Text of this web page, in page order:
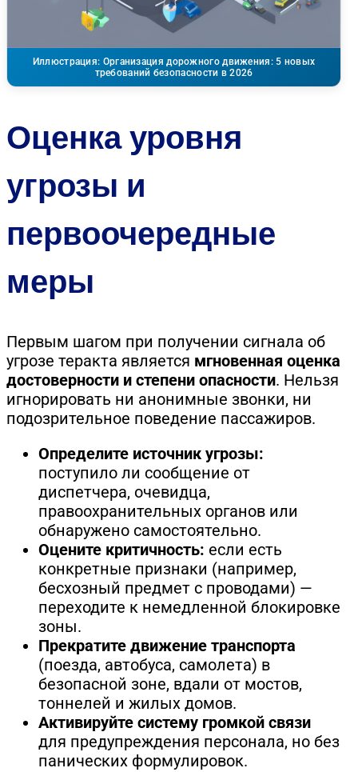
Иллюстрация: Организация дорожного движения: 5 новых
требований безопасности в 2026
Оценка уровня
угрозы и
первоочередные
меры
Первым шагом при получении сигнала об
угрозе теракта является мгновенная оценка
достоверности и степени опасности. Нельзя
игнорировать ни анонимные звонки, ни
подозрительное поведение пассажиров.
Определите источник угрозы:
поступило ли сообщение от
диспетчера, очевидца,
правоохранительных органов или
обнаружено самостоятельно.
Оцените критичность: если есть
конкретные признаки (например,
бесхозный предмет с проводами) —
переходите к немедленной блокировке
зоны.
Прекратите движение транспорта
(поезда, автобуса, самолета) в
безопасной зоне, вдали от мостов,
тоннелей и жилых домов.
Активируйте систему громкой связи
для предупреждения персонала, но без
панических формулировок.